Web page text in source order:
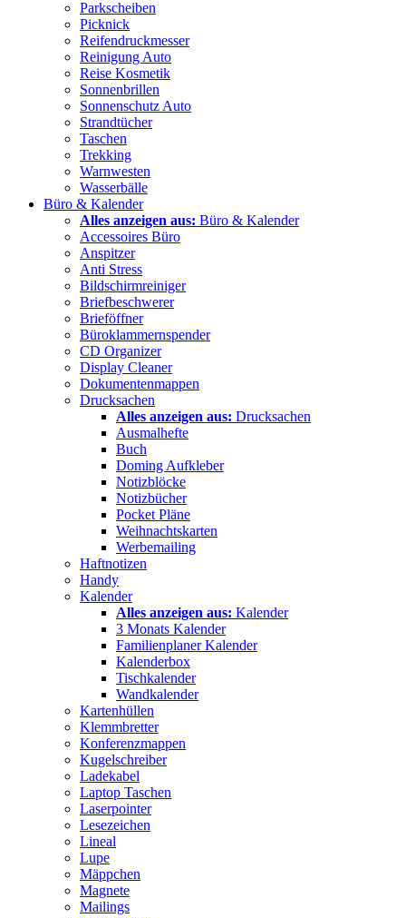
Parkscheiben
Picknick
Reifendruckmesser
Reinigung Auto
Reise Kosmetik
Sonnenbrillen
Sonnenschutz Auto
Strandtücher
Taschen
Trekking
Warnwesten
Wasserbälle
Büro & Kalender
Alles anzeigen aus: Büro & Kalender
Accessoires Büro
Anspitzer
Anti Stress
Bildschirmreiniger
Briefbeschwerer
Brieföffner
Büroklammernspender
CD Organizer
Display Cleaner
Dokumentenmappen
Drucksachen
Alles anzeigen aus: Drucksachen
Ausmalhefte
Buch
Doming Aufkleber
Notizblöcke
Notizbücher
Pocket Pläne
Weihnachtskarten
Werbemailing
Haftnotizen
Handy
Kalender
Alles anzeigen aus: Kalender
3 Monats Kalender
Familienplaner Kalender
Kalenderbox
Tischkalender
Wandkalender
Kartenhüllen
Klemmbretter
Konferenzmappen
Kugelschreiber
Ladekabel
Laptop Taschen
Laserpointer
Lesezeichen
Lineal
Lupe
Mäppchen
Magnete
Mailings